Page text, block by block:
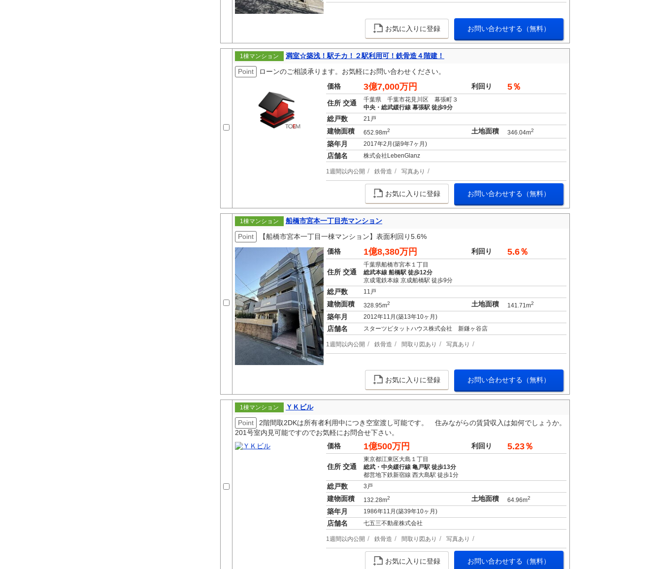
お気に入りに登録 お問い合わせする（無料）
1棟マンション
満室☆築浅！駅チカ！２駅利用可！鉄骨造４階建！
Point
ローンのご相談承ります。お気軽にお問い合わせください。
価格
3億7,000万円 利回り 5％
住所 交通
千葉県 千葉市花見川区 幕張町３
中央・総武緩行線 幕張駅 徒歩9分
総戸数 21戸
建物面積 652.98m2 土地面積 346.04m2
築年月 2017年2月(築9年7ヶ月)
店舗名 株式会社LebenGlanz
1週間以内公開 鉄骨造 写真あり
お気に入りに登録 お問い合わせする（無料）
1棟マンション
船橋市宮本一丁目売マンション
Point
【船橋市宮本一丁目一棟マンション】表面利回り5.6%
価格
1億8,380万円 利回り 5.6％
住所 交通
千葉県船橋市宮本１丁目
総武本線 船橋駅 徒歩12分
京成電鉄本線 京成船橋駅 徒歩9分
総戸数 11戸
建物面積 328.95m2 土地面積 141.71m2
築年月 2012年11月(築13年10ヶ月)
店舗名 スターツピタットハウス株式会社 新鎌ヶ谷店
1週間以内公開 鉄骨造 間取り図あり 写真あり
お気に入りに登録 お問い合わせする（無料）
1棟マンション
ＹＫビル
Point
2階間取2DKは所有者利用中につき空室渡し可能です。 住みながらの賃貸収入は如何でしょうか。
201号室内見可能ですのでお気軽にお問合せ下さい。
価格
1億500万円 利回り 5.23％
住所 交通
東京都江東区大島１丁目
総武・中央緩行線 亀戸駅 徒歩13分
都営地下鉄新宿線 西大島駅 徒歩1分
総戸数 3戸
建物面積 132.28m2 土地面積 64.96m2
築年月 1986年11月(築39年10ヶ月)
店舗名 七五三不動産株式会社
1週間以内公開 鉄骨造 間取り図あり 写真あり
お気に入りに登録 お問い合わせする（無料）